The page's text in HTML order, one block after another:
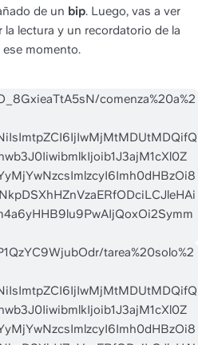
de un bip. Luego, vas a ver
momento.